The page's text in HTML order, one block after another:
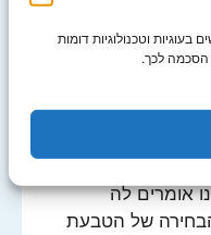
וטכנולוגיות דומות
הסכמה לכך.
שלנו אנחנו
שלנו טבעת
אומרים לה
של הטבעת